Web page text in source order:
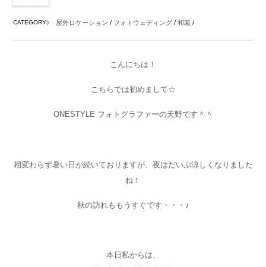
CATEGORY） 屋外ロケーション / フォトウェディング /和装 /
こんにちは！
こちらでは初めまして☆
ONESTYLE フォトグラファーの天野です＾＾
相変わらず暑い日が続いておりますが、夜はだいぶ涼しくなりました
ね！
秋の訪れももうすぐです・・・♪
本日私からは、